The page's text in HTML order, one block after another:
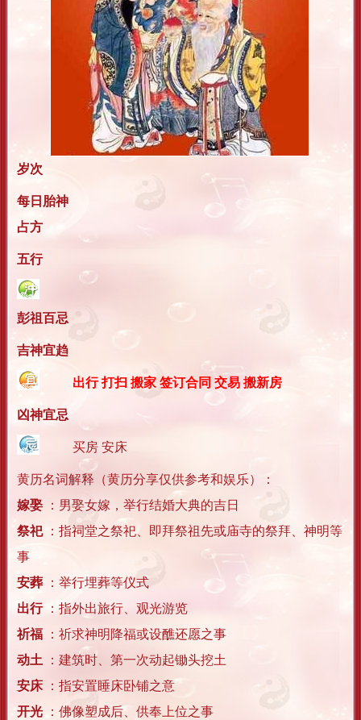
岁次
每日胎神
占方
五行
彭祖百忌
吉神宜趋
出行 打扫 搬家 签订合同 交易 搬新房
凶神宜忌
买房 安床
黄历名词解释（黄历分享仅供参考和娱乐）：
嫁娶
：男娶女嫁，举行结婚大典的吉日
祭祀 ：指祠堂之祭祀、即拜祭祖先或庙寺的祭拜、神明等
事
安葬
：举行埋葬等仪式
出行 ：指外出旅行、观光游览
祈福
：祈求神明降福或设醮还愿之事
动土
：建筑时、第一次动起锄头挖土
安床 ：指安置睡床卧铺之意
开光
：佛像塑成后、供奉上位之事